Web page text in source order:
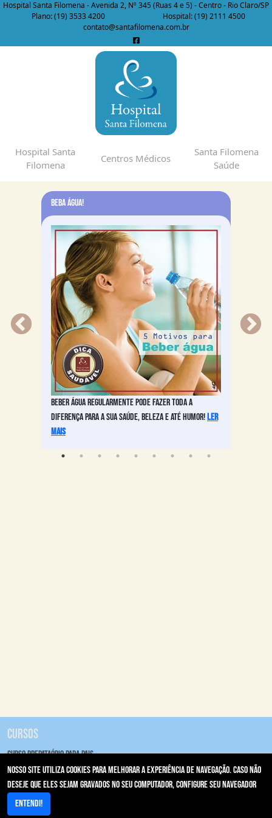
Hospital Santa Filomena - Avenida 2, Nº 345 (Ruas 4 e 5) - Centro - Rio Claro/SP
Plano: (19) 3533 4200
Hospital: (19) 2111 4500
contato@santafilomena.com.br
Hospital Santa
Filomena
Centros Médicos
Santa Filomena
Saúde
Beba Água!
Beber água regularmente pode fazer toda a
diferença para a sua saúde, beleza e até humor!ler
mais
Acesso Rápido
Area restrita/Autorizador
Resultados de Exames/PACs
Cursos
Curso Prepataório para Pais
Nosso site utiliza cookies para melhorar a experiência de navegação. Caso não
deseje que eles sejam gravados no seu computador, configure seu navegador
Entendi!